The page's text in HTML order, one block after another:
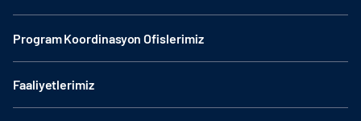
Program Koordinasyon Ofislerimiz
Faaliyetlerimiz